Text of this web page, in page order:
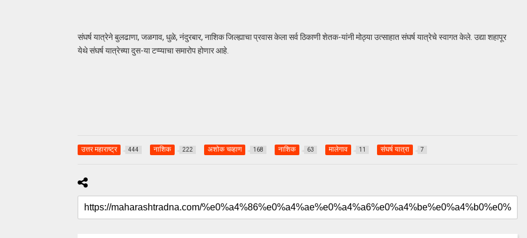
संघर्ष यात्रेने बुलढाणा, जळगाव, धुळे, नंदुरबार, नाशिक जिल्ह्याचा प्रवास केला सर्व ठिकाणी शेतक-यांनी मोठ्या उत्साहात संघर्ष यात्रेचे स्वागत केले. उद्या शहापूर
येथे संघर्ष यात्रेच्या दुस-या टप्प्याचा समारोप होणार आहे.
उत्तर महाराष्ट्र 444 नाशिक 222 अशोक चव्हाण 168 नाशिक 63 मालेगाव 11 संघर्ष यात्रा 7
April 12, 2024
धाराशिव : निवडणुकीच्या कामात
मराठा आरक्षणाचा लढा उभा
केल्यानंतर आता मनोज जारांगे-पाटील
मराठा आरक्षणाचा लढा उभा
केल्यानंतर आता मनोज जारांगे-पाटील